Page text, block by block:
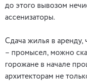
до этого вывозом
ассенизаторы.
Сдача жилья в аренду,
– промысел, можно
горожане в начале
архитекторам не